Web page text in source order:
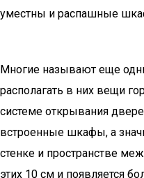
уместны и распашные
Многие называют еще
располагать в них вещи
системе открывания
встроенные шкафы, а
стенке и пространстве
этих 10 см и появляется